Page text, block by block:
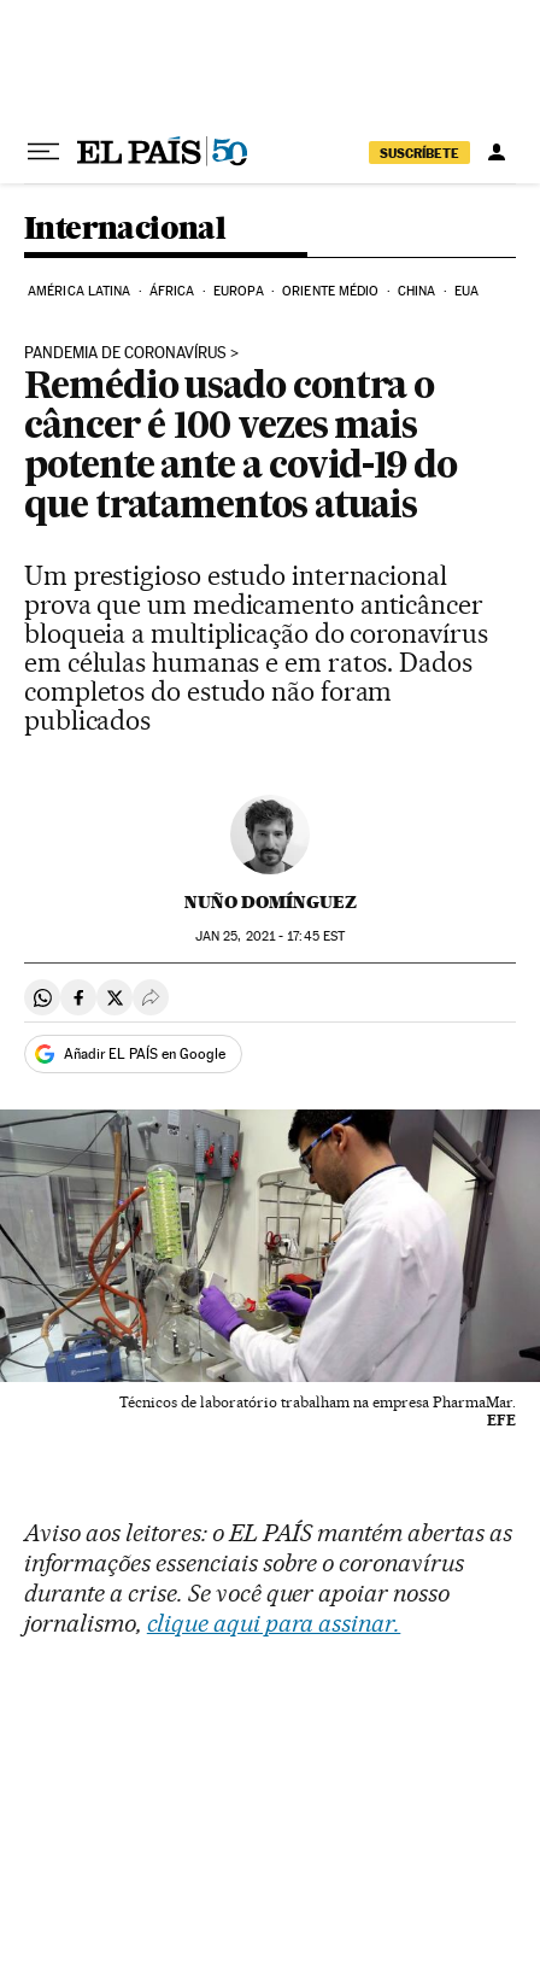
SUSCRÍBETE
Internacional
AMÉRICA LATINA ÁFRICA EUROPA ORIENTE MÉDIO CHINA EUA
PANDEMIA DE CORONAVÍRUS
Remédio usado contra o
câncer é 100 vezes mais
potente ante a covid-19 do
que tratamentos atuais
Um prestigioso estudo internacional
prova que um medicamento anticâncer
bloqueia a multiplicação do coronavírus
em células humanas e em ratos. Dados
completos do estudo não foram
publicados
NUÑO DOMÍNGUEZ
JAN 25, 2021 - 17:45EST
Compartir en Whatsapp
Compartir en Facebook
Compartir en Twitter
Desplegar Redes Sociales
Añadir EL PAÍS en Google
Técnicos de laboratório trabalham na empresa PharmaMar.
EFE
Aviso aos leitores: o EL PAÍS mantém abertas as
informações essenciais sobre o coronavírus
durante a crise. Se você quer apoiar nosso
jornalismo, clique aqui para assinar.